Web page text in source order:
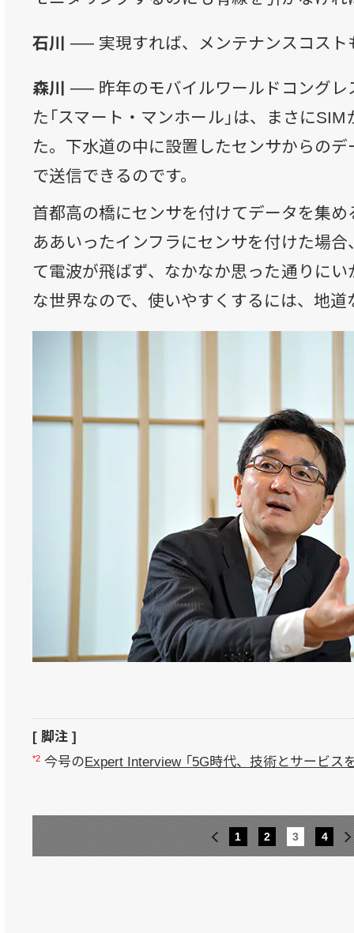
石川 ── 実現すれば、メンテナンスコス
森川 ── 昨年のモバイルワールドコング
た「スマート・マンホール」は、まさに
た。下水道の中に設置したセンサからの
で送信できるのです。
首都高の橋にセンサを付けてデータを集
ああいったインフラにセンサを付けた場
て電波が飛ばず、なかなか思った通りに
な世界なので、使いやすくするには、地
[ 脚注 ]
*2 今号のExpert Interview 「5G時代、技術とサービス
1 2 3 4